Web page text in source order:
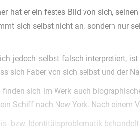
hat er ein festes Bild von sich,
sich selbst nicht an, sondern nur
jedoch selbst falsch interpretiert,
sich Faber von sich selbst und der
finden sich im Werk auch
Schiff nach New York. Nach einem
bzw. Identitätsproblematik